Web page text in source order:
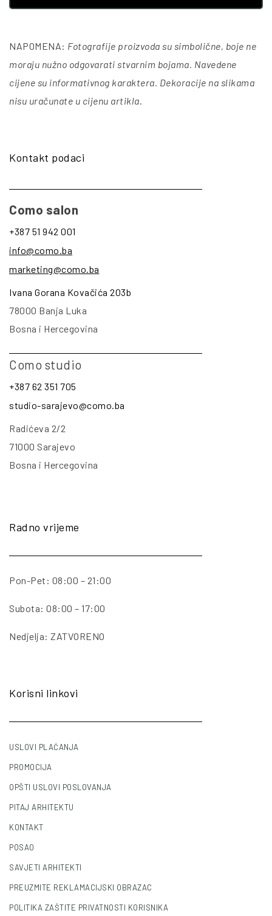
NAPOMENA: Fotografije proizvoda su simbolične, boje ne
moraju nužno odgovarati stvarnim bojama. Navedene
cijene su informativnog karaktera. Dekoracije na slikama
nisu uračunate u cijenu artikla
Kontakt podaci
Como salon
+387 51 942 001
info@como.ba
marketing@como.ba
Ivana Gorana Kovačića 203b
78000 Banja Luka
Bosna i Hercegovina
Como studio
+387 62 351 705
studio-sarajevo@como.ba
Radićeva 2/2
71000 Sarajevo
Bosna i Hercegovina
Radno vrijeme
Pon-Pet: 08:00 – 21:00
Subota: 08:00 – 17:00
Nedjelja: ZATVORENO
Korisni linkovi
USLOVI PLAĆANJA
PROMOCIJA
OPŠTI USLOVI POSLOVANJA
PITAJ ARHITEKTU
KONTAKT
POSAO
SAVJETI ARHITEKTI
PREUZMITE REKLAMACIJSKI OBRAZAC
POLITIKA ZAŠTITE PRIVATNOSTI KORISNIKA